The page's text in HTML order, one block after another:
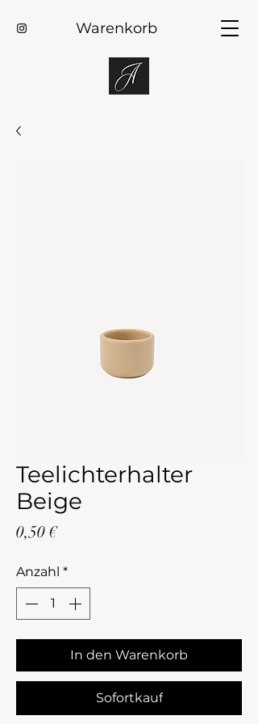
Warenkorb
Teelichterhalter
Beige
0,50 €Preis
Anzahl *
In den Warenkorb
Sofortkauf